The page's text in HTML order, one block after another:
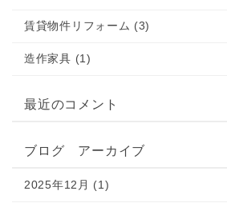
賃貸物件リフォーム (3)
造作家具 (1)
最近のコメント
ブログ アーカイブ
2025年12月 (1)